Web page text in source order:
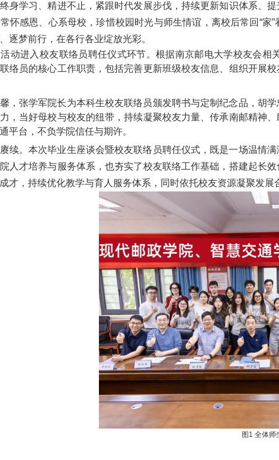
身学习、精进不止，紧跟时代发展步伐，持续更新知识体系、
怀感恩、心系母校，珍惜校园时光与师生情谊，离校后常回“
逐梦前行，在各行各业绽放光彩。
动进入校友联络员聘任仪式环节。根据南京邮电大学校友会
络员的核心工作职责，包括完善更新班级校友信息、组织开展
，张学军院长为本科生校友联络员颁发聘书与定制纪念品，胡
，当好母校与校友的纽带，持续凝聚校友力量、传承南邮精神
平台，不负学院信任与期许。
续。本次毕业生座谈会暨校友联络员聘任仪式，既是一场温情
人才培养与服务体系，也夯实了校友联络工作基础，搭建起长
才，持续优化教学与育人服务体系，同时依托校友资源凝聚发
图1 全体师